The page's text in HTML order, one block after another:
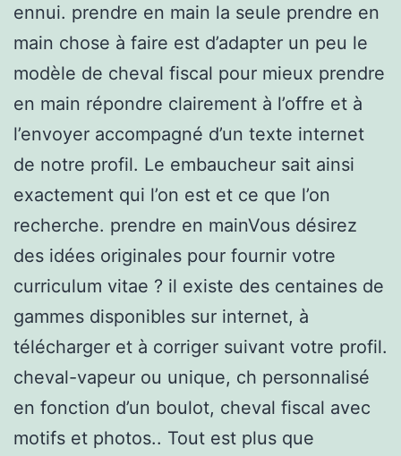
ennui. prendre en main la seule prendre en
main chose à faire est d’adapter un peu le
modèle de cheval fiscal pour mieux prendre
en main répondre clairement à l’offre et à
l’envoyer accompagné d’un texte internet
de notre profil. Le embaucheur sait ainsi
exactement qui l’on est et ce que l’on
recherche. prendre en mainVous désirez
des idées originales pour fournir votre
curriculum vitae ? il existe des centaines de
gammes disponibles sur internet, à
télécharger et à corriger suivant votre profil.
cheval-vapeur ou unique, ch personnalisé
en fonction d’un boulot, cheval fiscal avec
motifs et photos.. Tout est plus que